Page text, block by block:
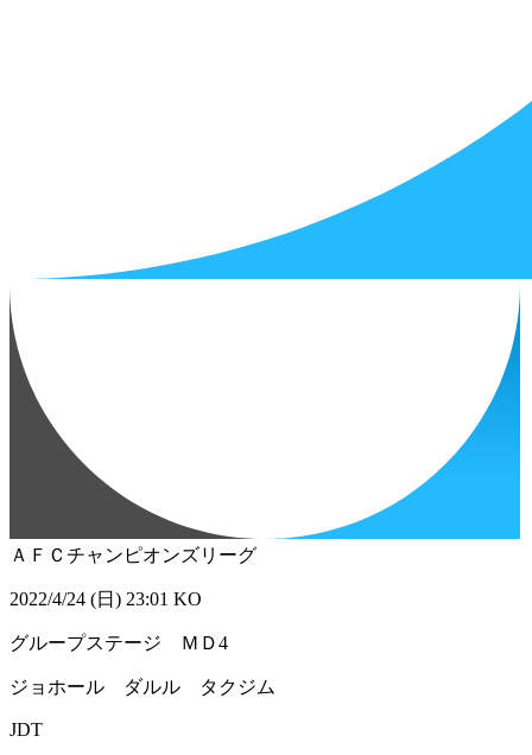
ＡＦＣチャンピオンズリーグ
2022/4/24 (日) 23:01 KO
グループステージ ＭＤ4
ジョホール ダルル タクジム
JDT